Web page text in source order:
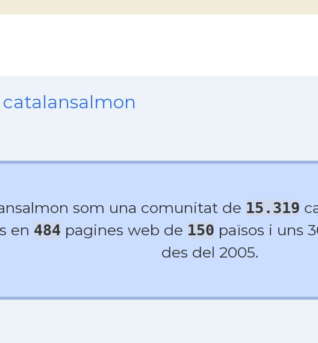
som una comunitat de 15.319
en 484 pagines web de 150 països i uns
des del 2005.